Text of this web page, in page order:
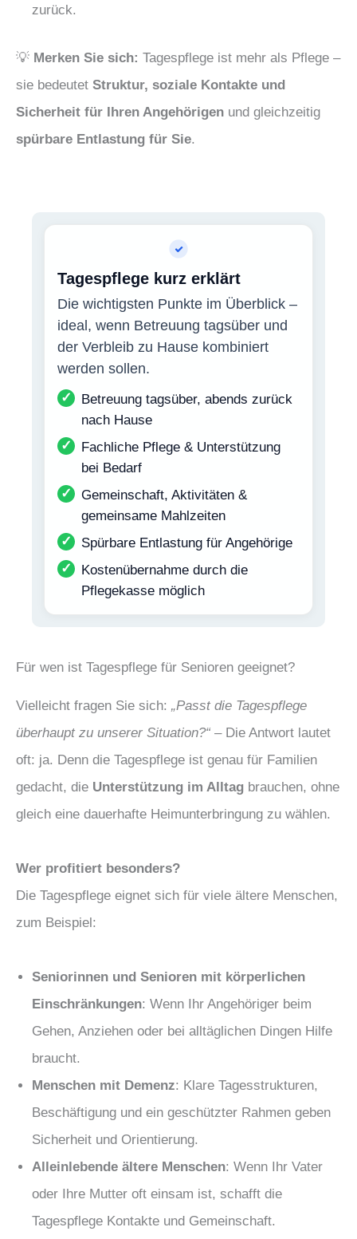
zurück.
💡 Merken Sie sich: Tagespflege ist mehr als Pflege –
sie bedeutet Struktur, soziale Kontakte und
Sicherheit für Ihren Angehörigen und gleichzeitig
spürbare Entlastung für Sie.
Tagespflege kurz erklärt
Die wichtigsten Punkte im Überblick –
ideal, wenn Betreuung tagsüber und
der Verbleib zu Hause kombiniert
werden sollen.
✓
Betreuung tagsüber, abends zurück
nach Hause
✓
Fachliche Pflege & Unterstützung
bei Bedarf
✓
Gemeinschaft, Aktivitäten &
gemeinsame Mahlzeiten
✓
Spürbare Entlastung für Angehörige
✓
Kostenübernahme durch die
Pflegekasse möglich
Für wen ist Tagespflege für Senioren geeignet?
Vielleicht fragen Sie sich: „Passt die Tagespflege
überhaupt zu unserer Situation?“ – Die Antwort lautet
oft: ja. Denn die Tagespflege ist genau für Familien
gedacht, die Unterstützung im Alltag brauchen, ohne
gleich eine dauerhafte Heimunterbringung zu wählen.
Wer profitiert besonders?
Die Tagespflege eignet sich für viele ältere Menschen,
zum Beispiel:
Seniorinnen und Senioren mit körperlichen
Einschränkungen: Wenn Ihr Angehöriger beim
Gehen, Anziehen oder bei alltäglichen Dingen Hilfe
braucht.
Menschen mit Demenz: Klare Tagesstrukturen,
Beschäftigung und ein geschützter Rahmen geben
Sicherheit und Orientierung.
Alleinlebende ältere Menschen: Wenn Ihr Vater
oder Ihre Mutter oft einsam ist, schafft die
Tagespflege Kontakte und Gemeinschaft.